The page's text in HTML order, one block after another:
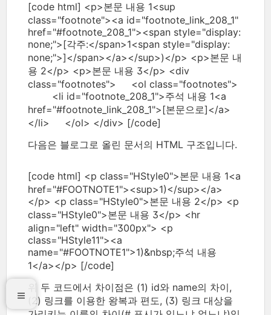
[code html] <p>본문 내용 1<sup
class="footnote"><a id="footnote_link_208_1"
href="#footnote_208_1"><span style="display:
none;">[각주:</span>1<span style="display:
none;">]</span></a></sup>)</p> <p>본문 내
용 2</p> <p>본문 내용 3</p> <div
class="footnotes"> <ol class="footnotes">
<li id="footnote_208_1">주석 내용 1<a
href="#footnote_link_208_1">[본문으로]</a>
</li> </ol> </div> [/code]
다음은 블로그로 올린 문서의 HTML 구조입니다.
[code html] <p class="HStyle0">본문 내용 1<a
href="#FOOTNOTE1"><sup>1)</sup></a>
</p> <p class="HStyle0">본문 내용 2</p> <p
class="HStyle0">본문 내용 3</p> <hr
align="left" width="300px"> <p
class="HStyle11"><a
name="#FOOTNOTE1">1)&nbsp;주석 내용
1</a></p> [/code]
위 두 코드에서 차이점은 (1) id와 name의 차이,
(2) 링크를 이용한 왕복과 편도, (3) 링크 대상을